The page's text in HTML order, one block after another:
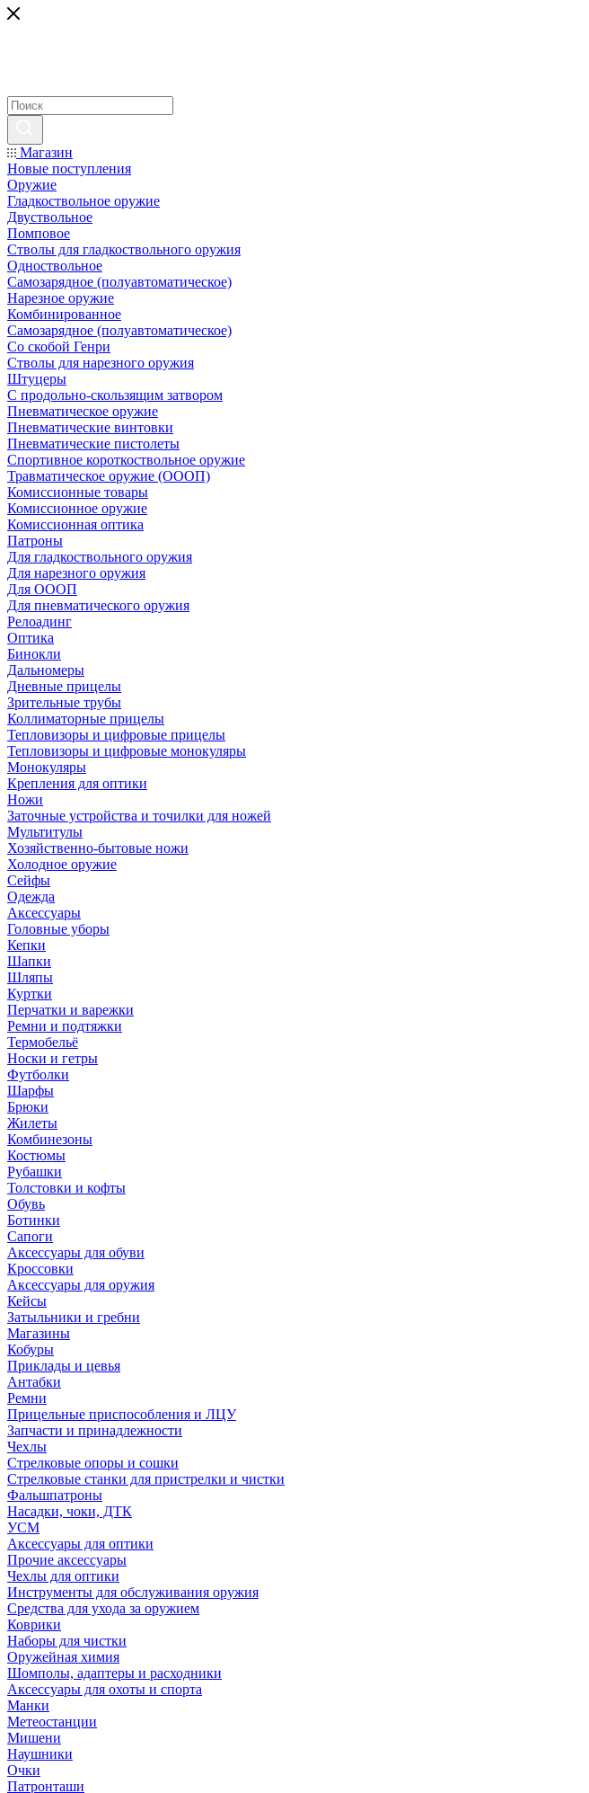
Магазин
Новые поступления
Оружие
Гладкоствольное оружие
Двуствольное
Помповое
Стволы для гладкоствольного оружия
Одноствольное
Самозарядное (полуавтоматическое)
Нарезное оружие
Комбинированное
Самозарядное (полуавтоматическое)
Со скобой Генри
Стволы для нарезного оружия
Штуцеры
С продольно-скользящим затвором
Пневматическое оружие
Пневматические винтовки
Пневматические пистолеты
Спортивное короткоствольное оружие
Травматическое оружие (ОООП)
Комиссионные товары
Комиссионное оружие
Комиссионная оптика
Патроны
Для гладкоствольного оружия
Для нарезного оружия
Для ОООП
Для пневматического оружия
Релоадинг
Оптика
Бинокли
Дальномеры
Дневные прицелы
Зрительные трубы
Коллиматорные прицелы
Тепловизоры и цифровые прицелы
Тепловизоры и цифровые монокуляры
Монокуляры
Крепления для оптики
Ножи
Заточные устройства и точилки для ножей
Мультитулы
Хозяйственно-бытовые ножи
Холодное оружие
Сейфы
Одежда
Аксессуары
Головные уборы
Кепки
Шапки
Шляпы
Куртки
Перчатки и варежки
Ремни и подтяжки
Термобельё
Носки и гетры
Футболки
Шарфы
Брюки
Жилеты
Комбинезоны
Костюмы
Рубашки
Толстовки и кофты
Обувь
Ботинки
Сапоги
Аксессуары для обуви
Кроссовки
Аксессуары для оружия
Кейсы
Затыльники и гребни
Магазины
Кобуры
Приклады и цевья
Антабки
Ремни
Прицельные приспособления и ЛЦУ
Запчасти и принадлежности
Чехлы
Стрелковые опоры и сошки
Стрелковые станки для пристрелки и чистки
Фальшпатроны
Насадки, чоки, ДТК
УСМ
Аксессуары для оптики
Прочие аксессуары
Чехлы для оптики
Инструменты для обслуживания оружия
Средства для ухода за оружием
Коврики
Наборы для чистки
Оружейная химия
Шомполы, адаптеры и расходники
Аксессуары для охоты и спорта
Манки
Метеостанции
Мишени
Наушники
Очки
Патронташи